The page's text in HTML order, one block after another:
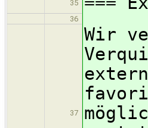
35
36
37
Wir